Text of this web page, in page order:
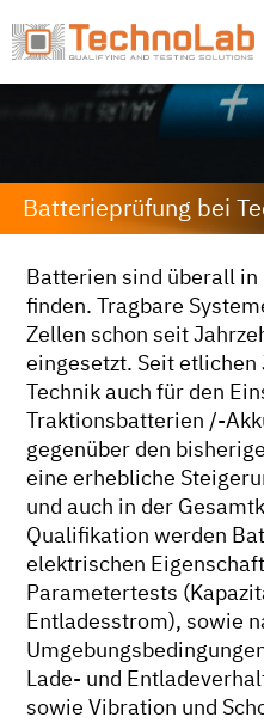
Batterieprüfung bei
Batterien sind überall
finden. Tragbare
Zellen schon seit
eingesetzt. Seit
Technik auch für den
Traktionsbatterien /-
gegenüber den
eine erhebliche
und auch in der
Qualifikation werden
elektrischen
Parametertests
Entladesstrom), sowie
Lade- und
sowie Vibration und